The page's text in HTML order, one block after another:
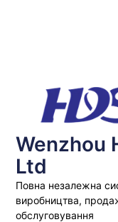
Wenzhou
Ltd
Повна незалежна
виробництва,
обслуговування